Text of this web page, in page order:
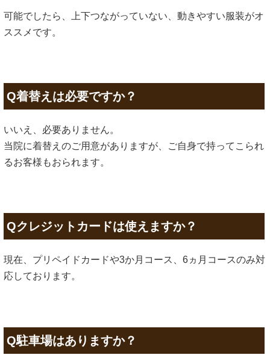
可能でしたら、上下つながっていない、動きやすい服装がオ
ススメです。
Q着替えは必要ですか？
いいえ、必要ありません。
当院に着替えのご用意がありますが、ご自身で持ってこられ
るお客様もおられます。
Qクレジットカードは使えますか？
現在、プリペイドカードや3か月コース、6ヵ月コースのみ対
応しております。
Q駐車場はありますか？